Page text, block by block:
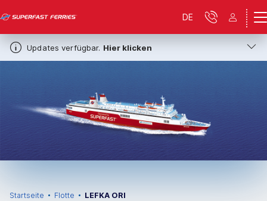
Updates verfügbar. Hier klicken
DE
Startseite Flotte LEFKA ORI